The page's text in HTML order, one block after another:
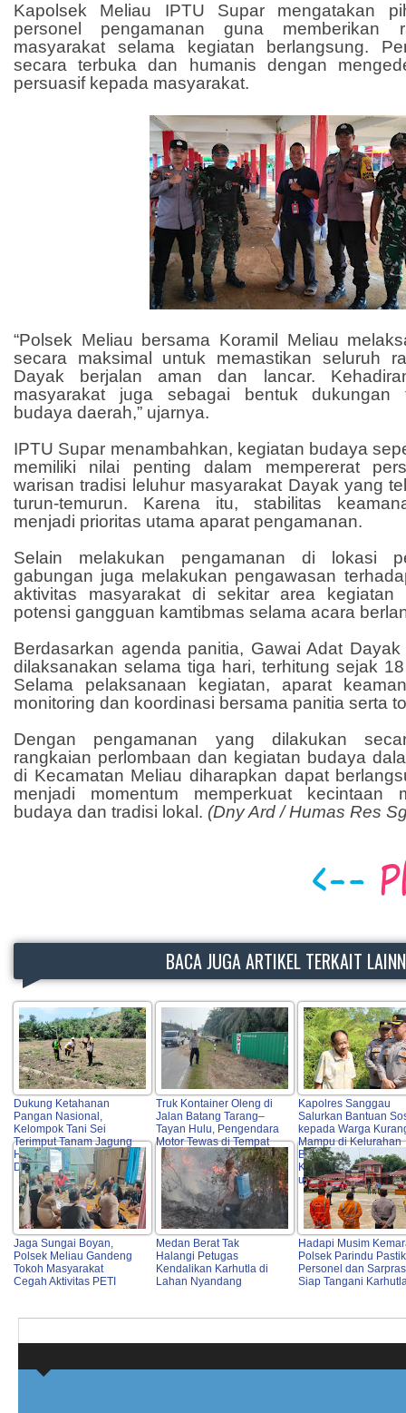
Kapolsek Meliau IPTU Supar mengatakan
personel pengamanan guna memberikan
masyarakat selama kegiatan berlangsung.
secara terbuka dan humanis dengan
persuasif kepada masyarakat.
“Polsek Meliau bersama Koramil Meliau
secara maksimal untuk memastikan seluruh
Dayak berjalan aman dan lancar.
masyarakat juga sebagai bentuk dukungan
budaya daerah,” ujarnya.
IPTU Supar menambahkan, kegiatan budaya
memiliki nilai penting dalam mempererat
warisan tradisi leluhur masyarakat Dayak yang
turun-temurun. Karena itu, stabilitas
menjadi prioritas utama aparat pengamanan.
Selain melakukan pengamanan di lokasi
gabungan juga melakukan pengawasan
aktivitas masyarakat di sekitar area kegiatan
potensi gangguan kamtibmas selama acara
Berdasarkan agenda panitia, Gawai Adat
dilaksanakan selama tiga hari, terhitung sejak
Selama pelaksanaan kegiatan, aparat
monitoring dan koordinasi bersama panitia serta
Dengan pengamanan yang dilakukan
rangkaian perlombaan dan kegiatan budaya
di Kecamatan Meliau diharapkan dapat
menjadi momentum memperkuat kecintaan
budaya dan tradisi lokal. (Dny Ard / Humas Res
BACA JUGA ARTIKEL TERKAIT
Dukung Ketahanan
Pangan Nasional,
Kelompok Tani Sei
Terimput Tanam Jagung
Hibrida di Beduai
Didampingi Polri
Truk Kontainer Oleng di
Jalan Batang Tarang–
Tayan Hulu, Pengendara
Motor Tewas di Tempat
Kapolres Sanggau
Salurkan Bantuan
kepada Warga
Mampu di Kelurahan
Bunut, Wujud Nyata
Kepedulian Polri
untuk Masyarakat
Jaga Sungai Boyan,
Polsek Meliau Gandeng
Tokoh Masyarakat
Cegah Aktivitas PETI
Medan Berat Tak
Halangi Petugas
Kendalikan Karhutla di
Lahan Nyandang
Hadapi Musim
Polsek Parindu
Personel dan Sarpras
Siap Tangani